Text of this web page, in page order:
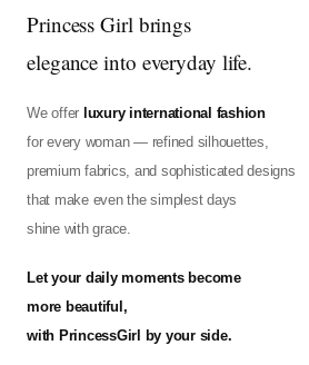
Princess Girl brings
elegance into everyday life.
We offer luxury international fashion
for every woman — refined silhouettes,
premium fabrics, and sophisticated designs
that make even the simplest days
shine with grace.
Let your daily moments become
more beautiful,
with PrincessGirl by your side.